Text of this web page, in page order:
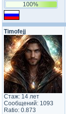
100%
Timofejj
Стаж: 14 лет
Сообщений: 1093
Ratio: 0.873